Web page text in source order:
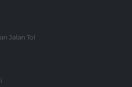
Jalan Tol